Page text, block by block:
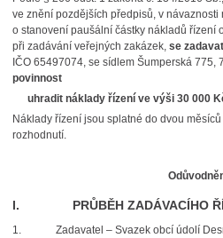
ve znění pozdějších předpisů, v návaznosti
o stanovení paušální částky nákladů řízení
při zadávání veřejných zakázek, se
IČO 65497074, se sídlem Šumperská 775,
povinnost
uhradit náklady řízení ve výši 30 000
Náklady řízení jsou splatné do dvou
rozhodnutí.
I. PRŮBĚH ZADÁVACÍHO
1. Zadavatel – Svazek obcí údolí